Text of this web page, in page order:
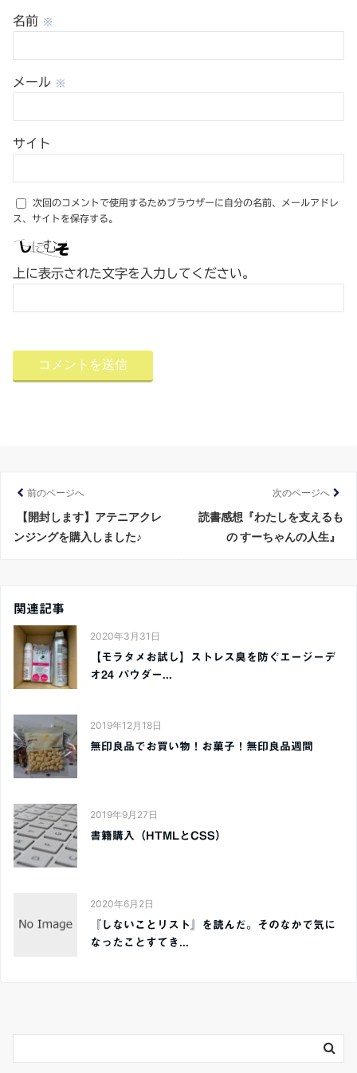
名前 ※
メール ※
サイト
次回のコメントで使用するためブラウザーに自分の名前、メールアドレ
ス、サイトを保存する。
上に表示された文字を入力してください。
前のページへ
【開封します】アテニアクレ
ンジングを購入しました♪
次のページへ
読書感想『わたしを支えるも
の すーちゃんの人生』
関連記事
2020年3月31日
【モラタメお試し】ストレス臭を防ぐエージーデ
オ24 パウダー...
2019年12月18日
無印良品でお買い物！お菓子！無印良品週間
2019年9月27日
書籍購入（HTMLとCSS）
2020年6月2日
『しないことリスト』を読んだ。そのなかで気に
なったことすてき...